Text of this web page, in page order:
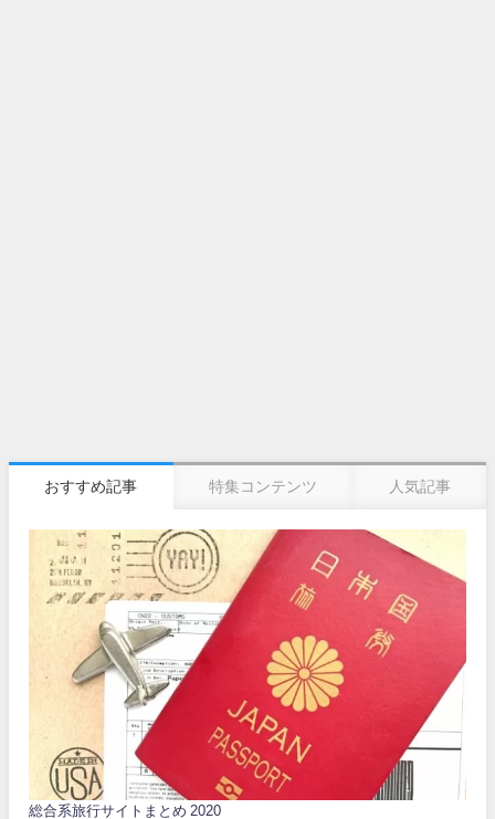
おすすめ記事 特集コンテンツ 人気記事
総合系旅行サイトまとめ 2020